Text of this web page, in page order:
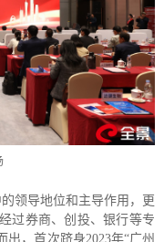
领导地位和主导作用，更
过券商、创投、银行等专
，首次跻身2023年“广州